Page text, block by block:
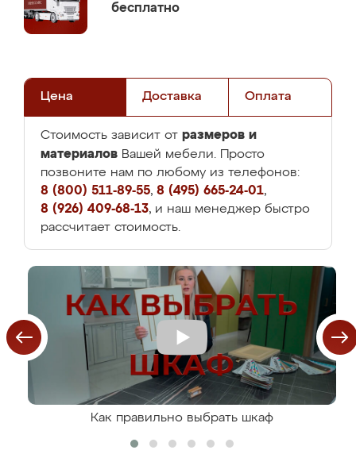
бесплатно
Цена Доставка Оплата
Стоимость зависит от размеров и
материалов Вашей мебели. Просто
позвоните нам по любому из телефонов:
8 (800) 511-89-55, 8 (495) 665-24-01,
8 (926) 409-68-13, и наш менеджер быстро
рассчитает стоимость.
Как правильно выбрать шкаф